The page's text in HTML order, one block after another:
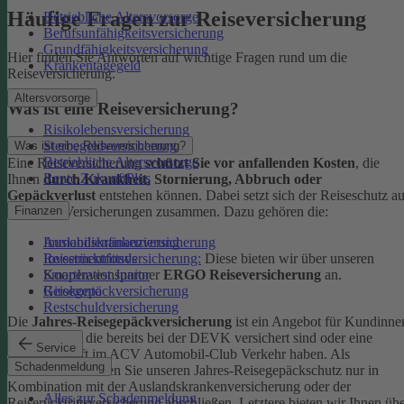
Betriebliche Altersvorsorge
Berufsunfähigkeitsversicherung
Grundfähigkeitsversicherung
Krankentagegeld
Altersvorsorge
Risikolebensversicherung
Sterbegeldversicherung
Betriebliche Altersvorsorge
Rente ZukunftPlus
Finanzen
Immobilienfinanzierung
Investmentfonds
SmartInvest Junior
Girokonto
Restschuldversicherung
Service
Schadenmeldung
Alles zur Schadenmeldung
Häufige Fragen zur Reiseversicherung
Hier finden Sie Antworten auf wichtige Fragen rund um die
Reiseversicherung.
Was ist eine Reiseversicherung?
Was ist eine Reiseversicherung?
Eine Reiseversicherungschützt Sie vor anfallenden Kosten, die
Ihnen durch Krankheit, Stornierung, Abbruch oder
Gepäckverlust entstehen können. Dabei setzt sich der Reiseschutz
mehreren Versicherungen zusammen. Dazu gehören die:
Auslandskrankenversicherung
Reiserücktrittsversicherung: Diese bieten wir über unseren
Kooperationspartner ERGO Reiseversicherung an.
Reisegepäckversicherung
Die Jahres-Reisegepäckversicherung ist ein Angebot für
und Kunden, die bereits bei der DEVK versichert sind oder eine
Mitgliedschaft im ACV Automobil-Club Verkehr haben. Als
Neukund:in können Sie unseren Jahres-Reisegepäckschutz nur in
Kombination mit der Auslandskrankenversicherung oder der